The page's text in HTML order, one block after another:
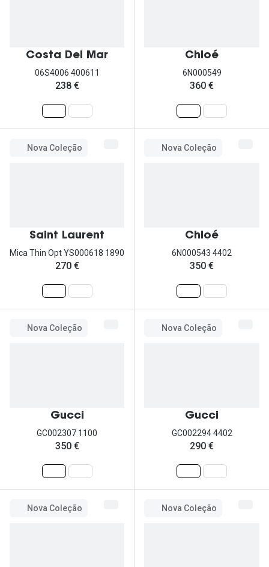
Costa Del Mar
06S4006 400611
238 €
Chloé
6N000549
360 €
Nova Coleção
Saint Laurent
Mica Thin Opt YS000618 1890
270 €
Nova Coleção
Chloé
6N000543 4402
350 €
Nova Coleção
Gucci
GC002307 1100
350 €
Nova Coleção
Gucci
GC002294 4402
290 €
Nova Coleção Nova Coleção